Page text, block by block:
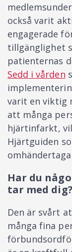
också varit
engagerade
tillgänglighet
patienternas
Sedd i vården
varit en viktig
att många
hjärtinfarkt,
Hjärtguiden
Har du
tar med dig?
Den är svårt
många fina